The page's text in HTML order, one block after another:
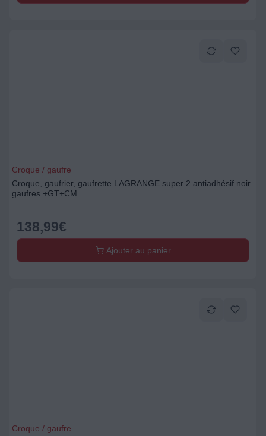
Croque / gaufre
Croque, gaufrier, gaufrette LAGRANGE super 2 antiadhésif noir
gaufres +GT+CM
138,99€
Ajouter au panier
Croque / gaufre